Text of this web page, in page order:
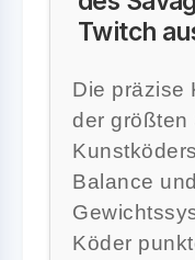
Twitch
Die präzise
der größten
Balance
Köder